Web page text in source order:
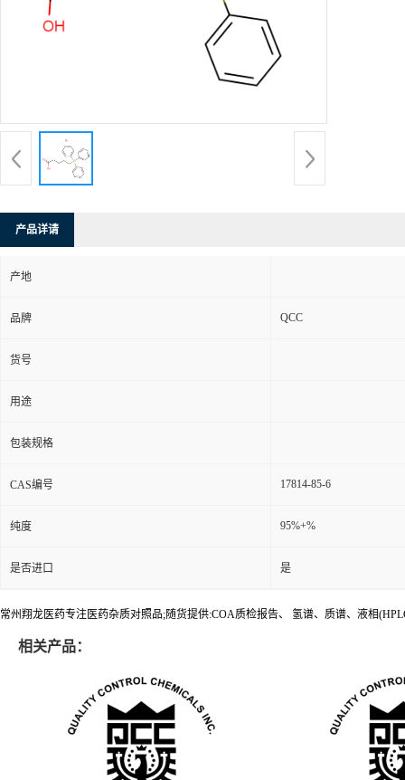
产品详请
产地
品牌 QCC
货号
用途
包装规格
CAS编号 17814-85-6
纯度 95%+%
是否进口 是
常州翔龙医药专注医药杂质对照品;随货提供:COA质检报告、 氢谱、质谱、液相
相关产品：